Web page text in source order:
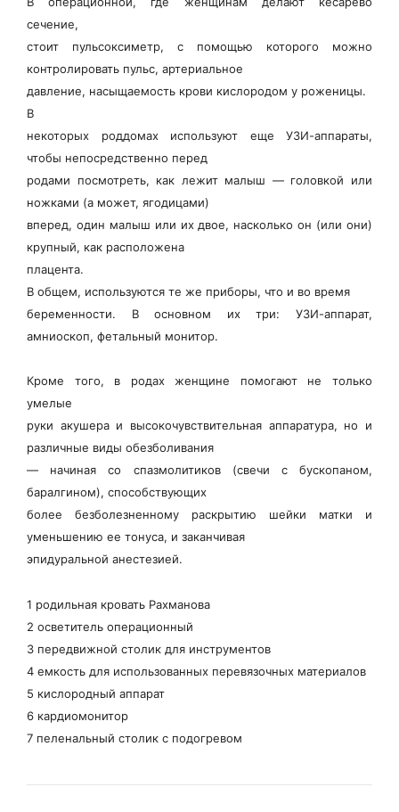
сечение,
стоит пульсоксиметр, с помощью которого можно
контролировать пульс, артериальное
давление, насыщаемость крови кислородом у роженицы.
В
некоторых роддомах используют еще УЗИ-аппараты,
чтобы непосредственно перед
родами посмотреть, как лежит малыш — головкой или
ножками (а может, ягодицами)
вперед, один малыш или их двое, насколько он (или они)
крупный, как расположена
плацента.
В общем, используются те же приборы, что и во время
беременности. В основном их три: УЗИ-аппарат,
амниоскоп, фетальный монитор.
Кроме того, в родах женщине помогают не только
умелые
руки акушера и высокочувствительная аппаратура, но и
различные виды обезболивания
— начиная со спазмолитиков (свечи с бускопаном,
баралгином), способствующих
более безболезненному раскрытию шейки матки и
уменьшению ее тонуса, и заканчивая
эпидуральной анестезией.
1 родильная кровать Рахманова
2 осветитель операционный
3 передвижной столик для инструментов
4 емкость для использованных перевязочных материалов
5 кислородный аппарат
6 кардиомонитор
7 пеленальный столик с подогревом